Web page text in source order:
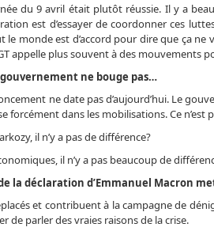
du 9 avril était plutôt réussie. Il y a
est d’essayer de coordonner ces
le monde est d’accord pour dire que ça
appelle plus souvent à des mouvements
gouvernement ne bouge pas…
ne date pas d’aujourd’hui. Le
forcément dans les mobilisations. Ce n’est
il n’y a pas de différence?
il n’y a pas beaucoup de
la déclaration d’Emmanuel Macron
et contribuent à la campagne de
de parler des vraies raisons de la crise.